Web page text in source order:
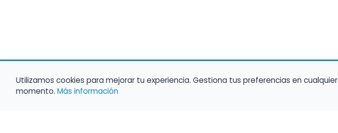
Utilizamos cookies para mejorar tu experiencia. Gestiona tus preferencias en cualquier
momento. Más información